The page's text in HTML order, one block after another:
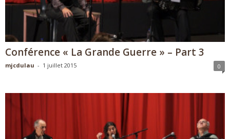
Conférence « La Grande Guerre » – Part 3
mjcdulau - 1 juillet 2015 0